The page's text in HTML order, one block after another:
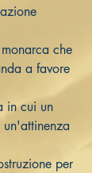
che
a favore
in cui un
per